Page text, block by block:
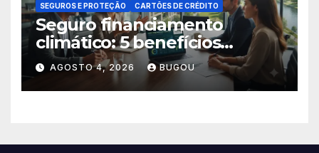
SEGUROS E PROTEÇÃO CARTÕES DE CRÉDITO
Seguro financiamento
climático: 5 benefícios
essenciais
AGOSTO 4, 2026 BUGOU